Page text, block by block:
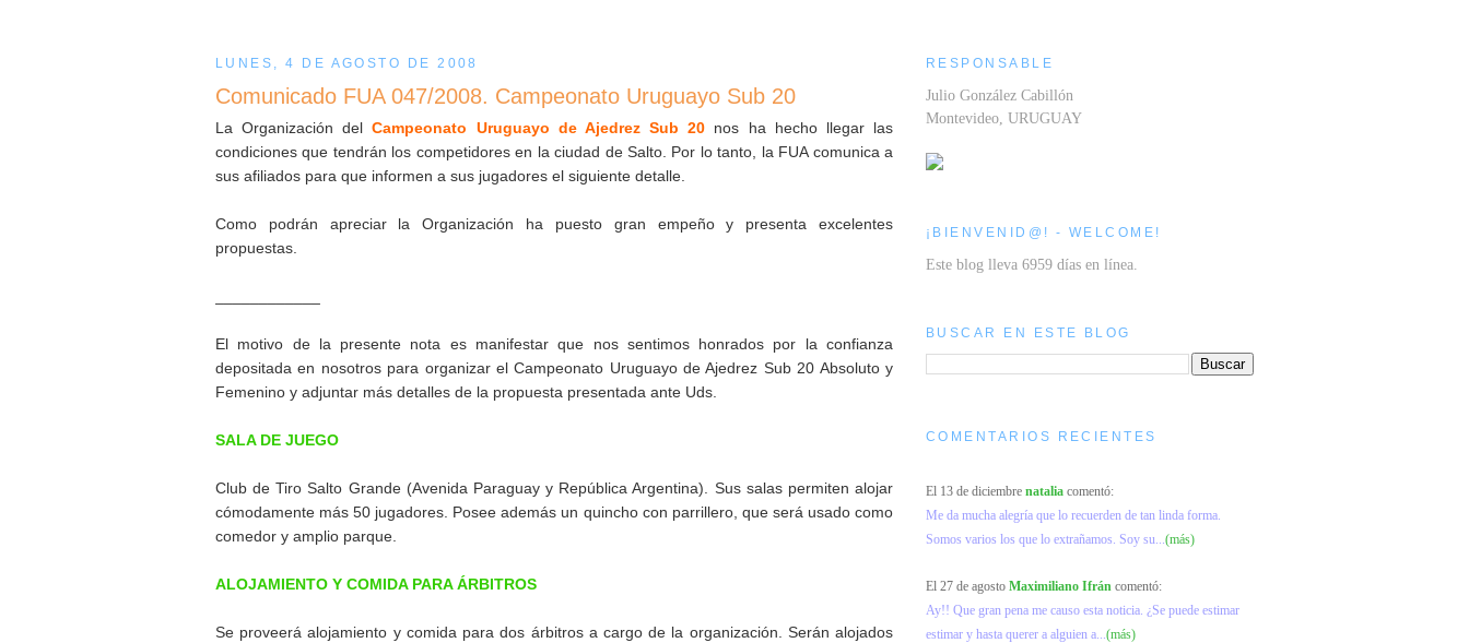
LUNES, 4 DE AGOSTO DE 2008
Comunicado FUA 047/2008. Campeonato Uruguayo Sub 20
La Organización delCampeonato Uruguayo de Ajedrez Sub 20 nos ha hecho llegar las
condiciones que tendrán los competidores en la ciudad de Salto. Por lo tanto, la FUA comunica a
sus afiliados para que informen a sus jugadores el siguiente detalle.
Como podrán apreciar la Organización ha puesto gran empeño y presenta excelentes
propuestas.
El motivo de la presente nota es manifestar que nos sentimos honrados por la confianza
depositada en nosotros para organizar el Campeonato Uruguayo de Ajedrez Sub 20 Absoluto y
Femenino y adjuntar más detalles de la propuesta presentada ante Uds.
SALA DE JUEGO
Club de Tiro Salto Grande (Avenida Paraguay y República Argentina). Sus salas permiten alojar
cómodamente más 50 jugadores. Posee además un quincho con parrillero, que será usado como
comedor y amplio parque.
ALOJAMIENTO Y COMIDA PARA ÁRBITROS
Se proveerá alojamiento y comida para dos árbitros a cargo de la organización. Serán alojados
RESPONSABLE
Julio González Cabillón
Montevideo, URUGUAY
¡BIENVENID@! - WELCOME!
Este blog lleva 6959 días en línea.
BUSCAR EN ESTE BLOG
COMENTARIOS RECIENTES
El 13 de diciembre natalia comentó:
Me da mucha alegría que lo recuerden de tan linda forma.
Somos varios los que lo extrañamos. Soy su...(más)
El 27 de agosto Maximiliano Ifrán comentó:
Ay!! Que gran pena me causo esta noticia. ¿Se puede estimar
estimar y hasta querer a alguien a...(más)